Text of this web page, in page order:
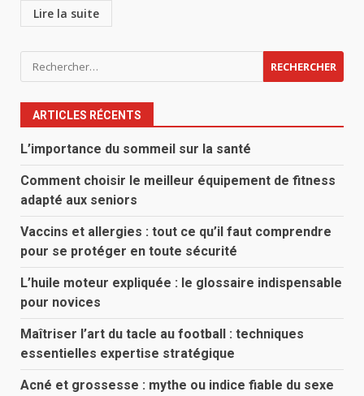
Lire la suite
Rechercher :
ARTICLES RÉCENTS
L’importance du sommeil sur la santé
Comment choisir le meilleur équipement de fitness
adapté aux seniors
Vaccins et allergies : tout ce qu’il faut comprendre
pour se protéger en toute sécurité
L’huile moteur expliquée : le glossaire indispensable
pour novices
Maîtriser l’art du tacle au football : techniques
essentielles expertise stratégique
Acné et grossesse : mythe ou indice fiable du sexe